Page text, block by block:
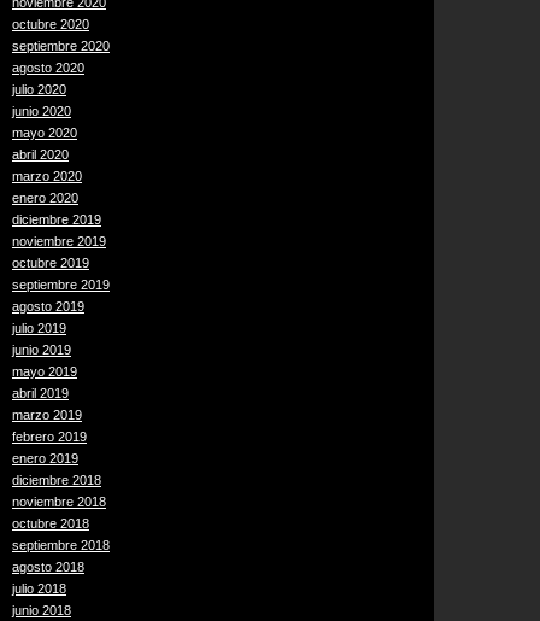
octubre 2020
septiembre 2020
agosto 2020
julio 2020
junio 2020
mayo 2020
abril 2020
marzo 2020
enero 2020
diciembre 2019
noviembre 2019
octubre 2019
septiembre 2019
agosto 2019
julio 2019
junio 2019
mayo 2019
abril 2019
marzo 2019
febrero 2019
enero 2019
diciembre 2018
noviembre 2018
octubre 2018
septiembre 2018
agosto 2018
julio 2018
junio 2018